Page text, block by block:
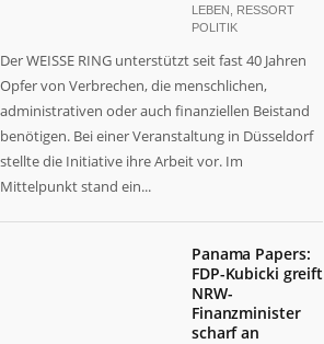
LEBEN
RESSORT
POLITIK
Der WEISSE RING unterstützt seit fast 40 Jahren
Opfer von Verbrechen, die menschlichen,
administrativen oder auch finanziellen Beistand
benötigen. Bei einer Veranstaltung in Düsseldorf
stellte die Initiative ihre Arbeit vor. Im
Mittelpunkt stand ein...
Panama Papers:
FDP-Kubicki greift
NRW-
Finanzminister
scharf an